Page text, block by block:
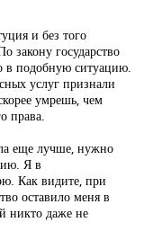
и без того
закону государство
в подобную ситуацию.
услуг признали
умрешь, чем
права.
еще лучше, нужно
Я в
Как видите, при
оставило меня в
никто даже не